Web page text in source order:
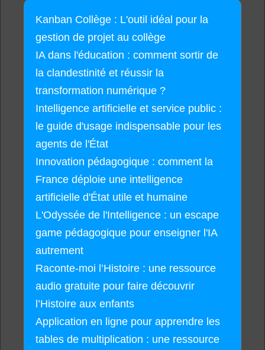
Kanban Collège : L'outil idéal pour la
gestion de projet au collège
IA dans l'éducation : comment sortir de
la clandestinité et réussir la
transformation numérique ?
Intelligence artificielle et service public :
le guide d'usage indispensable pour les
agents de l'État
Innovation pédagogique : comment la
France déploie une intelligence
artificielle d'État utile et humaine
L'Odyssée de l'Intelligence : un escape
game pédagogique pour enseigner l'IA
autrement
Raconte-moi l’Histoire : une ressource
audio gratuite pour faire découvrir
l’Histoire aux enfants
Application en ligne pour apprendre les
tables de multiplication : une ressource